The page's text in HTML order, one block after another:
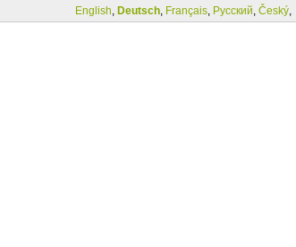
English, Deutsch, Français, Русский, Český,